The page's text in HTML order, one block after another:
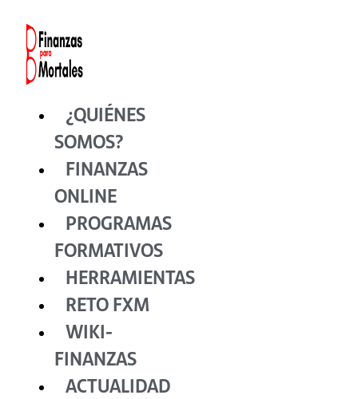
contenido
¿QUIÉNES
SOMOS?
FINANZAS
ONLINE
PROGRAMAS
FORMATIVOS
HERRAMIENTAS
RETO FXM
WIKI-
FINANZAS
ACTUALIDAD